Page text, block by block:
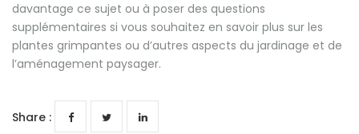
davantage ce sujet ou à poser des questions
supplémentaires si vous souhaitez en savoir plus sur les
plantes grimpantes ou d’autres aspects du jardinage et de
l’aménagement paysager.
Share :